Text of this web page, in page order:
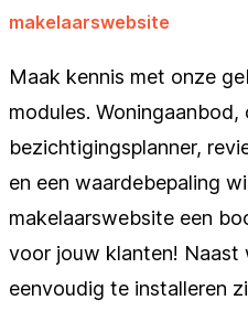
makelaarswebsite
Maak kennis met onze
modules. Woningaanbod,
bezichtigingsplanner,
en een waardebepaling
makelaarswebsite een
voor jouw klanten! Naast
eenvoudig te installeren